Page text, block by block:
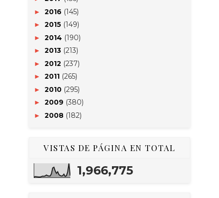
► 2016 (145)
► 2015 (149)
► 2014 (190)
► 2013 (213)
► 2012 (237)
► 2011 (265)
► 2010 (295)
► 2009 (380)
► 2008 (182)
VISTAS DE PÁGINA EN TOTAL
1,966,775